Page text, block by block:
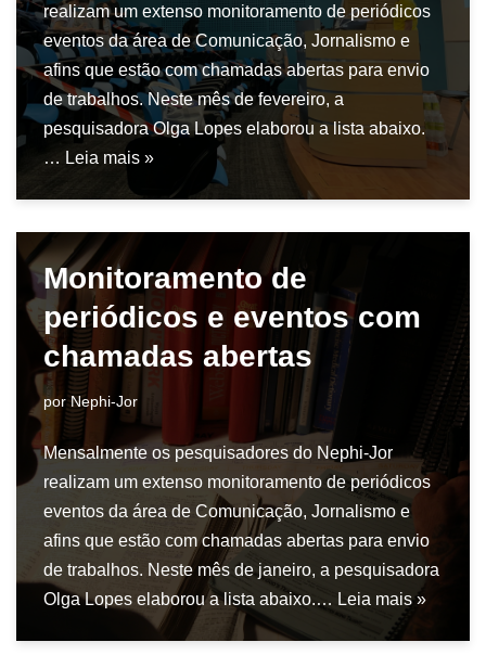
realizam um extenso monitoramento de periódicos
eventos da área de Comunicação, Jornalismo e
afins que estão com chamadas abertas para envio
de trabalhos. Neste mês de fevereiro, a
pesquisadora Olga Lopes elaborou a lista abaixo.
… Leia mais »
Monitoramento de
periódicos e eventos com
chamadas abertas
porNephi-Jor
Mensalmente os pesquisadores do Nephi-Jor
realizam um extenso monitoramento de periódicos
eventos da área de Comunicação, Jornalismo e
afins que estão com chamadas abertas para envio
de trabalhos. Neste mês de janeiro, a pesquisadora
Olga Lopes elaborou a lista abaixo.… Leia mais »